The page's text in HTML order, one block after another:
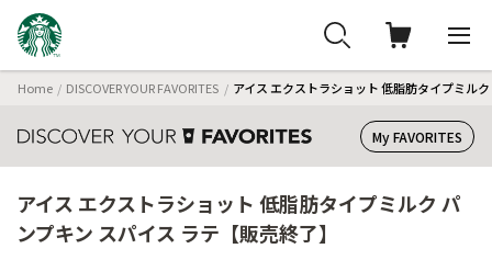
Home DISCOVER YOUR FAVORITES アイス エクストラショット 低脂肪タイプミル
My FAVORITES
アイス エクストラショット 低脂肪タイプミルク パ
ンプキン スパイス ラテ【販売終了】